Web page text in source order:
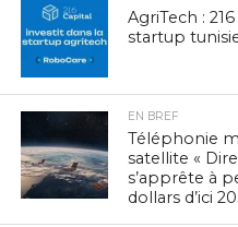
AgriTech :
startup
EN BREF
Téléphonie
satellite «
s’apprête à
dollars d’ici